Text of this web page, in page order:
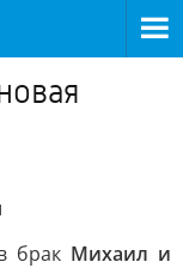
брак Михаил и